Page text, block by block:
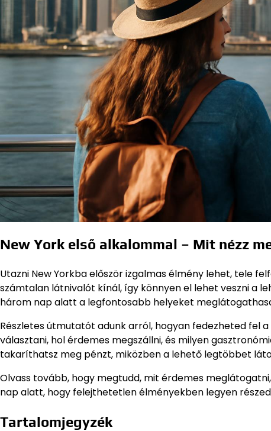
New York első alkalommal – Mit nézz
Utazni New Yorkba először izgalmas élmény lehet, tele
számtalan látnivalót kínál, így könnyen el lehet veszni a
három nap alatt a legfontosabb helyeket
Részletes útmutatót adunk arról, hogyan fedezheted fel
választani, hol érdemes megszállni, és milyen
takaríthatsz meg pénzt, miközben a lehető legtöbbet
Olvass tovább, hogy megtudd, mit érdemes
nap alatt, hogy felejthetetlen élményekben legyen
Tartalomjegyzék